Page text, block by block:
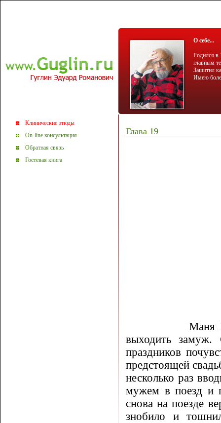
Клинические этюды
On-line консультация
Обратная связь
Гостевая книга
О себе...
Родился в
главным
Защитил
Имею
Глава 19
Маня
выходить за­муж.
праздников
предстоящей
несколько раз
мужем в поезд и
снова на поезде
знобило и